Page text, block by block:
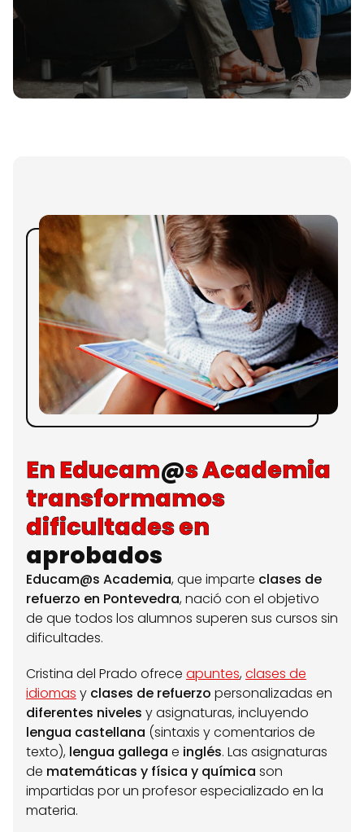
En Educam@s Academia
transformamos
dificultades en
aprobados
Educam@s Academia, que imparte clases de
refuerzo en Pontevedra, nació con el objetivo
de que todos los alumnos superen sus cursos sin
dificultades.
Cristina del Prado ofrece apuntes,clases de
idiomas y clases de refuerzo personalizadas en
diferentes niveles y asignaturas, incluyendo
lengua castellana (sintaxis y comentarios de
texto), lengua gallega e inglés. Las asignaturas
de matemáticas y física y química son
impartidas por un profesor especializado en la
materia.